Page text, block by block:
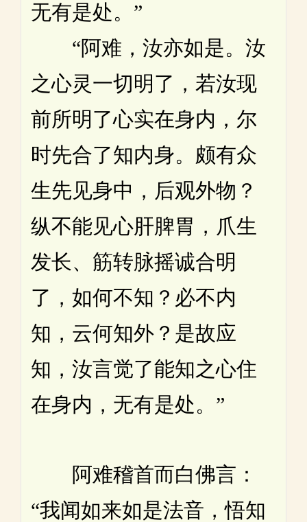
无有是处。”
“阿难，汝亦如是。汝
之心灵一切明了，若汝现
前所明了心实在身内，尔
时先合了知内身。颇有众
生先见身中，后观外物？
纵不能见心肝脾胃，爪生
发长、筋转脉摇诚合明
了，如何不知？必不内
知，云何知外？是故应
知，汝言觉了能知之心住
在身内，无有是处。”
阿难稽首而白佛言：
“我闻如来如是法音，悟知